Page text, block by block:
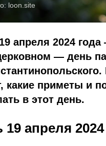
loon.site
апреля 2024
— день
какие приметы и
в этот день.
апреля